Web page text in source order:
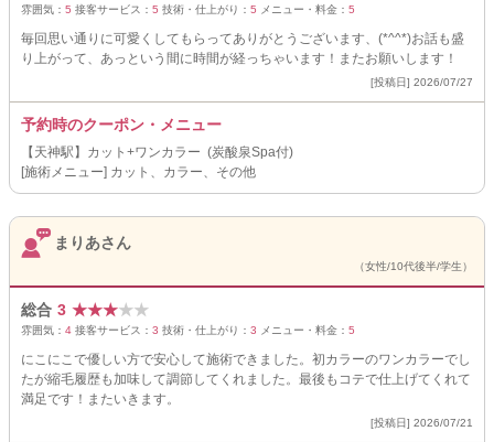
雰囲気： 5 接客サービス： 5 技術・仕上がり： 5 メニュー・料金： 5
毎回思い通りに可愛くしてもらってありがとうございます、(*^^*)お話も盛
り上がって、あっという間に時間が経っちゃいます！またお願いします！
[投稿日] 2026/07/27
予約時のクーポン・メニュー
【天神駅】カット+ワンカラー (炭酸泉Spa付)
[施術メニュー] カット、カラー、その他
まりあさん
（女性/10代後半/学生）
総合 3 ★★★★★
雰囲気： 4 接客サービス： 3 技術・仕上がり： 3 メニュー・料金： 5
にこにこで優しい方で安心して施術できました。初カラーのワンカラーでし
たが縮毛履歴も加味して調節してくれました。最後もコテで仕上げてくれて
満足です！またいきます。
[投稿日] 2026/07/21